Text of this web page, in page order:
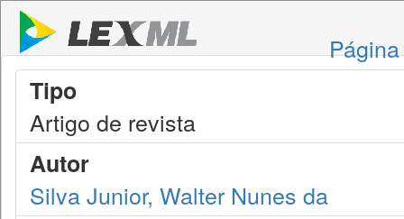
Tipo
Artigo de revista
Autor
Silva Junior, Walter Nunes da